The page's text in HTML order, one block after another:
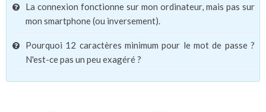
La connexion fonctionne sur mon ordinateur, mais pas sur
mon smartphone (ou inversement).
Pourquoi 12 caractères minimum pour le mot de passe ?
N'est-ce pas un peu exagéré ?